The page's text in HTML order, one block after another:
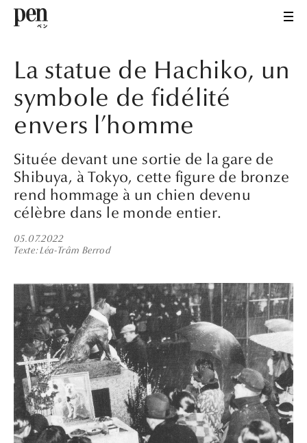
La statue de Hachiko, un
symbole de fidélité
envers l’homme
Située devant une sortie de la gare de
Shibuya, à Tokyo, cette figure de bronze
rend hommage à un chien devenu
célèbre dans le monde entier.
05.07.2022
Texte Léa-Trâm Berrod